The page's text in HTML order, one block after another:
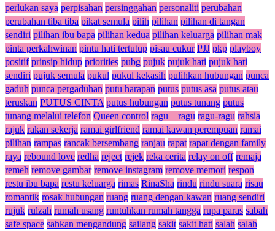
perlukan saya perpisahan persinggahan personaliti perubahan
perubahan tiba tiba pikat semula pilih pilihan pilihan di tangan
sendiri pilihan ibu bapa pilihan kedua pilihan keluarga pilihan mak
pinta perkahwinan pintu hati tertutup pisau cukur PJJ pkp playboy
positif prinsip hidup priorities pubg pujuk pujuk hati pujuk hati
sendiri pujuk semula pukul pukul kekasih pulihkan hubungan punca
gaduh punca pergaduhan putu harapan putus putus asa putus atau
teruskan PUTUS CINTA putus hubungan putus tunang putus
tunang melalui telefon Queen control ragu – ragu ragu-ragu rahsia
rajuk rakan sekerja ramai girlfriend ramai kawan perempuan ramai
pilihan rampas rancak bersembang ranjau rapat rapat dengan family
raya rebound love redha reject rejek reka cerita relay on off remaja
remeh remove gambar remove instagram remove memori respon
restu ibu bapa restu keluarga rimas RinaSha rindu rindu suara risau
romantik rosak hubungan ruang ruang dengan kawan ruang sendiri
rujuk rulzah rumah usang runtuhkan rumah tangga rupa paras sabah
safe space sahkan mengandung sailang sakit sakit hati salah salah